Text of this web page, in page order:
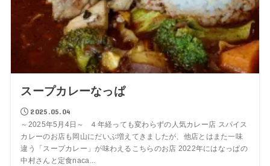
スープカレーなっぱ
2025.05.04
～2025年5月4日～ ４年経っても変わらずの人気カレー店 スパイス
カレーのお店も岡山にだいぶ増えてきましたが、他店とはまた一味
違う「スープカレー」が味わえるこちらのお店 2022年にはなっぱの
中村さんと定食naca...